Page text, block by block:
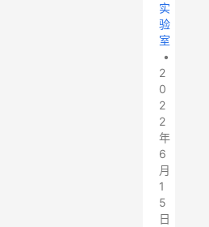
实
验
室
•
2
0
2
2
年
6
月
1
5
日